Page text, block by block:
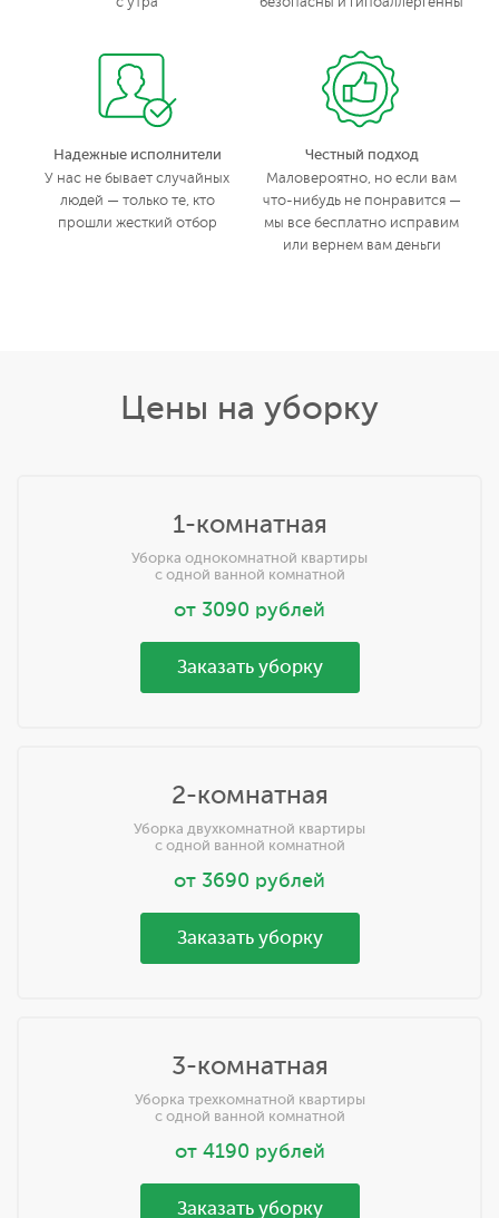
Надежные исполнители
У нас не бывает случайных
людей — только те, кто
прошли жесткий отбор
Честный подход
Маловероятно, но если вам
что-нибудь не понравится —
мы все бесплатно исправим
или вернем вам деньги
Цены на уборку
1-комнатная
Уборка однокомнатной квартиры
с одной ванной комнатной
от 3090 рублей
Заказать уборку
2-комнатная
Уборка двухкомнатной квартиры
с одной ванной комнатной
от 3690 рублей
Заказать уборку
3-комнатная
Уборка трехкомнатной квартиры
с одной ванной комнатной
от 4190 рублей
Заказать уборку